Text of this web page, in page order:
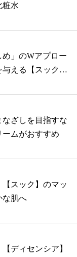
粧水
め」のWアプロー
える【スック】
ざしを目指すな
ムがおすすめ
スック】のマッ
な肌へ
ディセンシア】